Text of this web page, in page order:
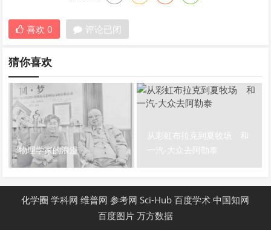
喜欢 0 评论已闭
猜你喜欢
物理学家的浪漫
从彩虹布拉克到夏牧场 和
一汽-大众去阿勒泰
化学圈 学科网 维普网 参考网 Sci-Hub 百度学术 中国知网
百度图片 万方数据